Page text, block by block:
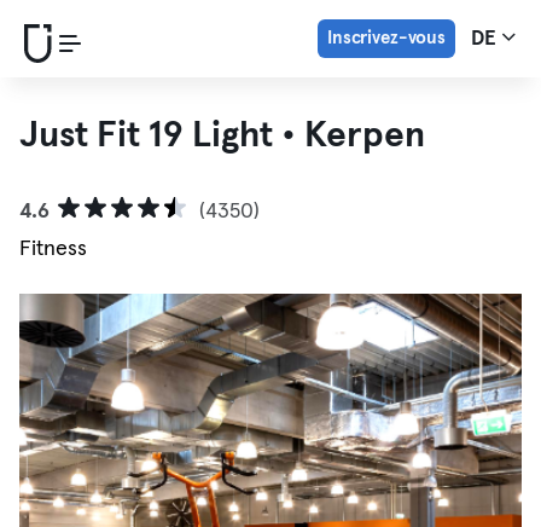
Inscrivez-vous DE
Just Fit 19 Light • Kerpen
4.6
(4350)
Fitness